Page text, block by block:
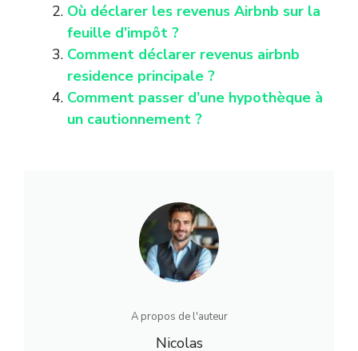
Où déclarer les revenus Airbnb sur la
feuille d’impôt ?
Comment déclarer revenus airbnb
residence principale ?
Comment passer d’une hypothèque à
un cautionnement ?
A propos de l'auteur
Nicolas